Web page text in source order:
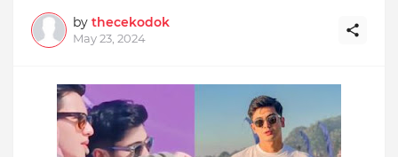
by thecekodok
May 23, 2024